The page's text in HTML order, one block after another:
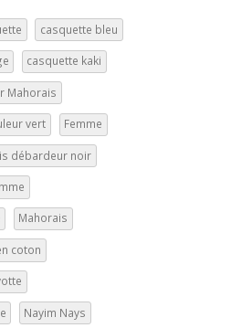
casquette bleu
casquette kaki
Mahorais
vert Femme
débardeur noir
Mahorais
coton
Nayim Nays